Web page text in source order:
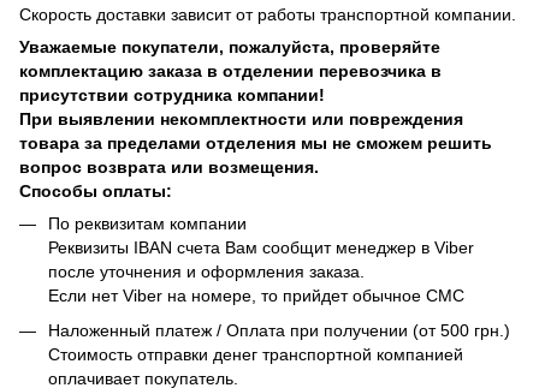
Скорость доставки зависит от работы транспортной компании.
Уважаемые покупатели, пожалуйста, проверяйте
комплектацию заказа в отделении перевозчика в
присутствии сотрудника компании!
При выявлении некомплектности или повреждения
товара за пределами отделения мы не сможем решить
вопрос возврата или возмещения.
Способы оплаты:
По реквизитам компании
Реквизиты IBAN счета Вам сообщит менеджер в Viber
после уточнения и оформления заказа.
Если нет Viber на номере, то прийдет обычное СМС
Наложенный платеж / Оплата при получении (от 500 грн.)
Стоимость отправки денег транспортной компанией
оплачивает покупатель.